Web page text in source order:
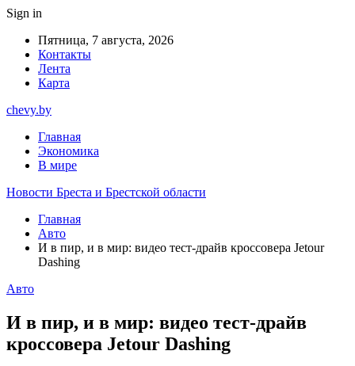
Sign in
Пятница, 7 августа, 2026
Контакты
Лента
Карта
chevy.by
Главная
Экономика
В мире
Новости Бреста и Брестской области
Главная
Авто
И в пир, и в мир: видео тест-драйв кроссовера Jetour
Dashing
Авто
И в пир, и в мир: видео тест-драйв
кроссовера Jetour Dashing